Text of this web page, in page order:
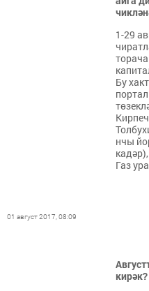
1-29
Бу
нчы
Газ
01 август 2017, 08:09
кирәк?